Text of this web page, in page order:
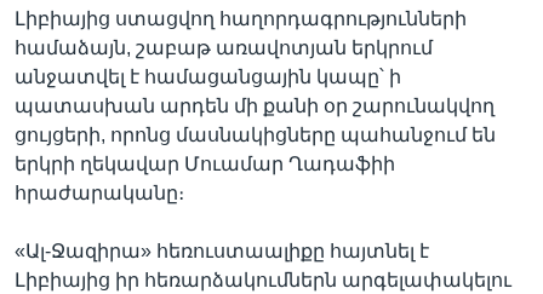
Լիբիայից ստացվող հաղորդագրությունների
համաձայն, շաբաթ առավոտյան երկրում
անջատվել է համացանցային կապը՝ ի
պատասխան արդեն մի քանի օր շարունակվող
ցույցերի, որոնց մասնակիցները պահանջում են
երկրի ղեկավար Մուամար Ղադաֆիի
հրաժարականը։
«Ալ-Ջազիրա» հեռուստաալիքը հայտնել է
Լիբիայից իր հեռարձակումներն արգելափակելու